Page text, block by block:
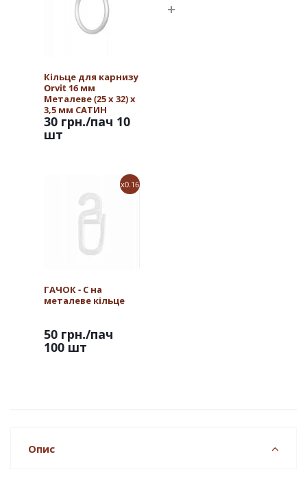
Кільце для карнизу
Orvit 16 мм
Металеве (25 х 32) х
3,5 мм САТИН
30 грн./пач 10
шт
x0.16
ГАЧОК - С на
металеве кільце
50 грн./пач
100 шт
Опис